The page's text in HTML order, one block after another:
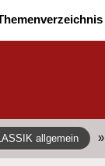
allgemein »